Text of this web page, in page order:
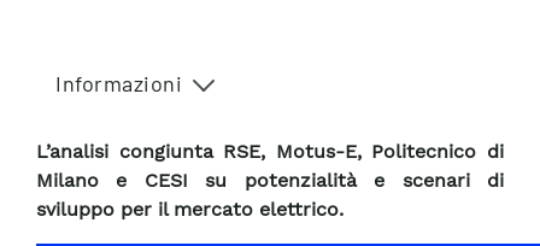
Informazioni
L’analisi congiunta RSE, Motus-E, Politecnico di
Milano e CESI su potenzialità e scenari di
sviluppo per il mercato elettrico.